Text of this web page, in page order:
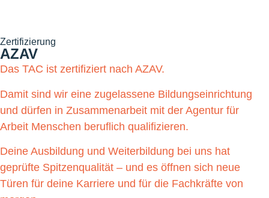
Zertifizierung
AZAV
Das TAC ist zertifiziert nach AZAV.
Damit sind wir eine zugelassene Bildungseinrichtung
und dürfen in Zusammenarbeit mit der Agentur für
Arbeit Menschen beruflich qualifizieren.
Deine Ausbildung und Weiterbildung bei uns hat
geprüfte Spitzenqualität – und es öffnen sich neue
Türen für deine Karriere und für die Fachkräfte von